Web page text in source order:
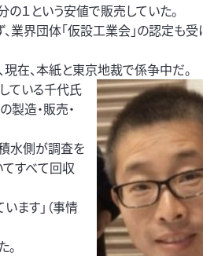
１という安値で販売していた。
業界団体「仮設工業会」の認定も受
現在、本紙と東京地裁で係争中だ。
ている千代氏
製造・販売・
水側が調査を
てすべて回収
ます」（事情